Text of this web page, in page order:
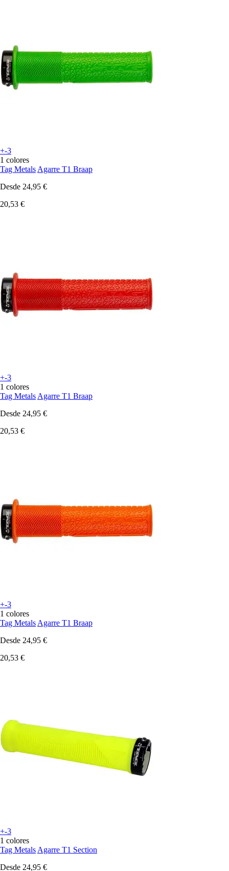
+-3
1 colores
Tag Metals Agarre T1 Braap
Desde 24,95 €
20,53 €
+-3
1 colores
Tag Metals Agarre T1 Braap
Desde 24,95 €
20,53 €
+-3
1 colores
Tag Metals Agarre T1 Braap
Desde 24,95 €
20,53 €
+-3
1 colores
Tag Metals Agarre T1 Section
Desde 24,95 €